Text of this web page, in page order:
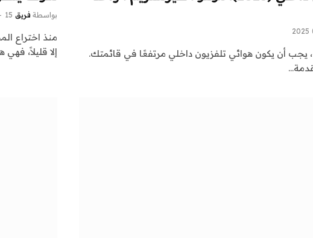
، يجب أن يكون هوائي تلفزيون داخلي مرتفعًا في قائمتك.
بواسطة فريق alwahah 15 ديسمبر، 2024
منذ اختراع
إلا قليلاً،